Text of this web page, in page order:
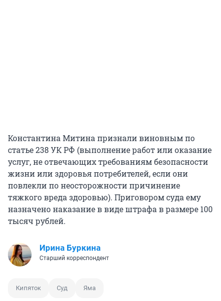
Константина Митина признали виновным по
статье 238 УК РФ (выполнение работ или оказание
услуг, не отвечающих требованиям безопасности
жизни или здоровья потребителей, если они
повлекли по неосторожности причинение
тяжкого вреда здоровью). Приговором суда ему
назначено наказание в виде штрафа в размере 100
тысяч рублей.
Ирина Буркина
Старший корреспондент
Кипяток Суд Яма